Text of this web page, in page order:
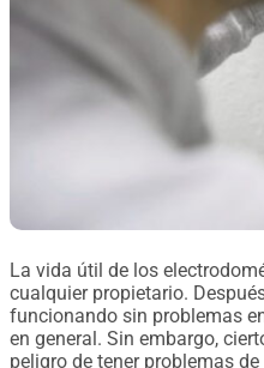
La vida útil de los
cualquier propietario.
funcionando sin problemas
en general. Sin embargo,
peligro de tener problemas